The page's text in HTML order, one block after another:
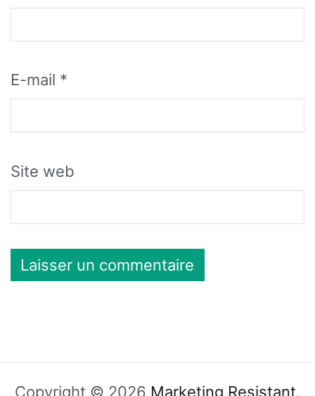
E-mail *
Site web
Copyright © 2026 Marketing Resistant.